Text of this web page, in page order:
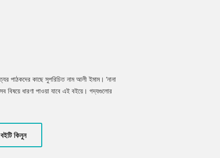
পাঠকদের কাছে সুপরিচিত নাম আলী ইমাম। ‘নানা
বিষয়ে ধারণা পাওয়া যাবে এই বইয়ে। গদ্যগুলোর
মধুফল আম, অতীতের বাংলাদেশ, বিজ্ঞান
বইটি কিনুন